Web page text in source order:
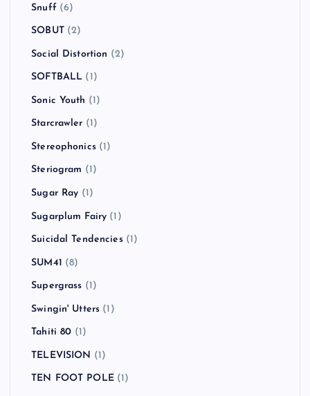
Snuff (6)
SOBUT(2)
Social Distortion (2)
SOFTBALL (1)
Sonic Youth (1)
Starcrawler (1)
Stereophonics(1)
Steriogram (1)
Sugar Ray (1)
Sugarplum Fairy (1)
Suicidal Tendencies(1)
SUM41 (8)
Supergrass (1)
Swingin' Utters (1)
Tahiti 80 (1)
TELEVISION (1)
TEN FOOT POLE(1)